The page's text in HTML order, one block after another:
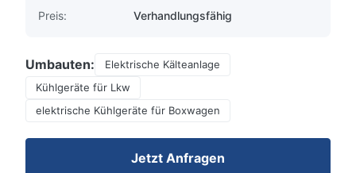
Preis:
Verhandlungsfähig
Umbauten:
Elektrische Kälteanlage
Kühlgeräte für Lkw
elektrische Kühlgeräte für Boxwagen
Jetzt Anfragen